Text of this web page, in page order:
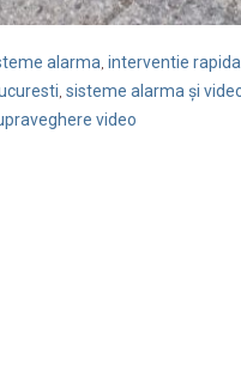
alarma, interventie rapida
, sisteme alarma și
video